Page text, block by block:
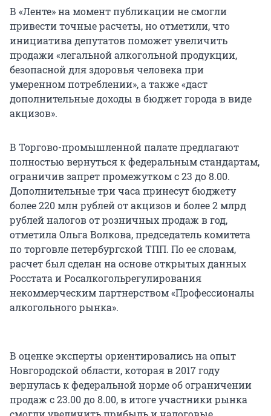
В «Ленте» на момент публикации не смогли
привести точные расчеты, но отметили, что
инициатива депутатов поможет увеличить
продажи «легальной алкогольной продукции,
безопасной для здоровья человека при
умеренном потреблении», а также «даст
дополнительные доходы в бюджет города в виде
акцизов».
В Торгово-промышленной палате предлагают
полностью вернуться к федеральным стандартам,
ограничив запрет промежутком с 23 до 8.00.
Дополнительные три часа принесут бюджету
более 220 млн рублей от акцизов и более 2 млрд
рублей налогов от розничных продаж в год,
отметила Ольга Волкова, председатель комитета
по торговле петербургской ТПП. По ее словам,
расчет был сделан на основе открытых данных
Росстата и Росалкогольрегулирования
некоммерческим партнерством «Профессионалы
алкогольного рынка».
В оценке эксперты ориентировались на опыт
Новгородской области, которая в 2017 году
вернулась к федеральной норме об ограничении
продаж с 23.00 до 8.00, в итоге участники рынка